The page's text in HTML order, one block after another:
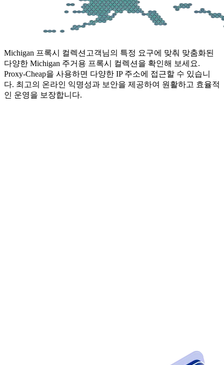
Michigan 프록시 컬렉션 고객님의 특정 요구에 맞춰 맞춤화된
다양한 Michigan 주거용 프록시 컬렉션을 확인해 보세요.
Proxy-Cheap을 사용하면 다양한 IP 주소에 접근할 수 있습니
다. 최고의 온라인 익명성과 보안을 제공하여 원활하고 효율적
인 운영을 보장합니다.